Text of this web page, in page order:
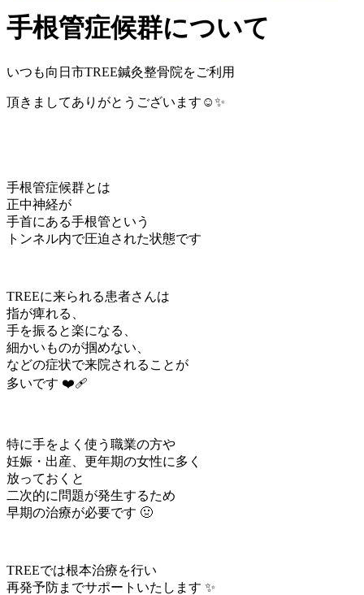
手根管症候群について
いつも向日市TREE鍼灸整骨院をご利用
頂きましてありがとうございます☺️✨
手根管症候群とは
正中神経が
手首にある手根管という
トンネル内で圧迫された状態です
TREEに来られる患者さんは
指が痺れる、
手を振ると楽になる、
細かいものが掴めない、
などの症状で来院されることが
多いです ❤️‍🩹
特に手をよく使う職業の方や
妊娠・出産、更年期の女性に多く
放っておくと
二次的に問題が発生するため
早期の治療が必要です 🤢
TREEでは根本治療を行い
再発予防までサポートいたします ✨